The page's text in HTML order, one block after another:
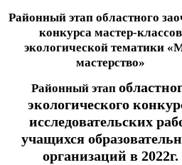
Районный этап областного
конкурса мастер-классов
экологической тематики
мастерство»
Районный этап
экологического
исследовательских
учащихся
организаций в 2022г.